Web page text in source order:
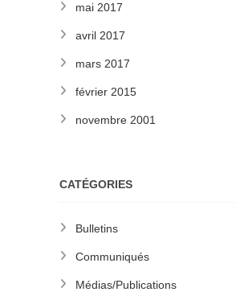
mai 2017
avril 2017
mars 2017
février 2015
novembre 2001
CATÉGORIES
Bulletins
Communiqués
Médias/Publications